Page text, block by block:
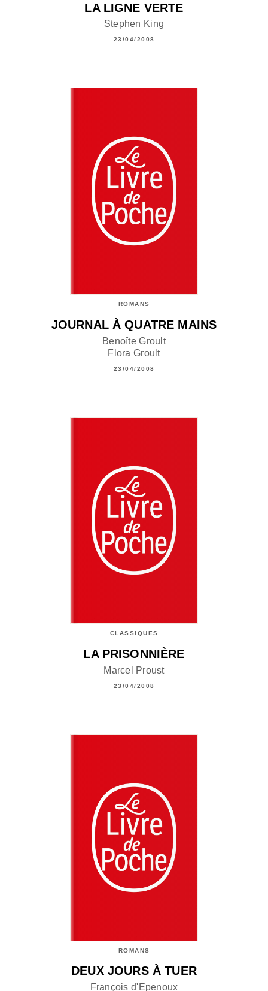
LA LIGNE VERTE
Stephen King
23/04/2008
ROMANS
JOURNAL À QUATRE MAINS
Benoîte Groult
Flora Groult
23/04/2008
CLASSIQUES
LA PRISONNIÈRE
Marcel Proust
23/04/2008
ROMANS
DEUX JOURS À TUER
François d'Epenoux